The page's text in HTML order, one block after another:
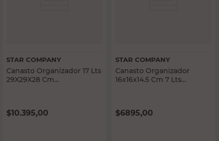
STAR COMPANY
Canasto Organizador 17 Lts
29X29X28 Cm
$10.395,00
STAR COMPANY
Canasto Organizador
16x16x14.5 Cm 7 Lts
$6895,00